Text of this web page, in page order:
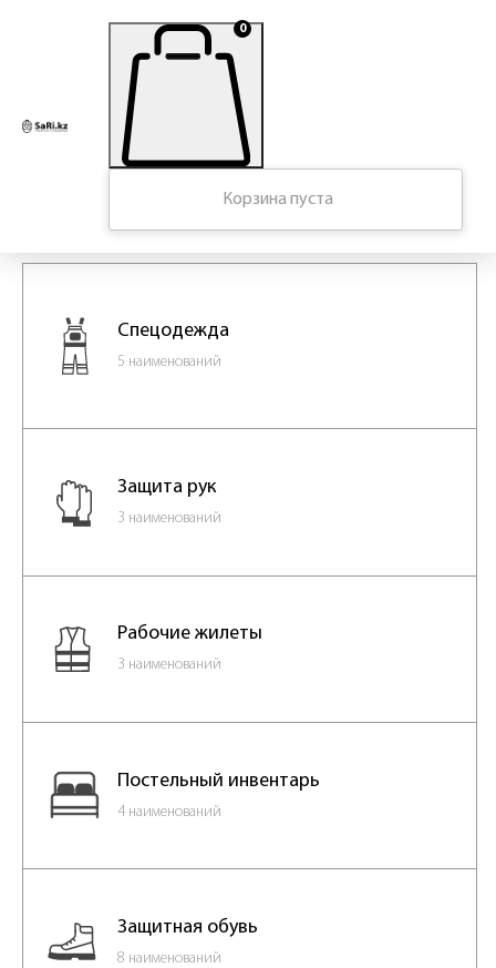
0
Корзина пуста
Каталог
Наш каталог
Спецодежда
5 наименований
Защита рук
3 наименований
Рабочие жилеты
3 наименований
Постельный инвентарь
4 наименований
Защитная обувь
8 наименований